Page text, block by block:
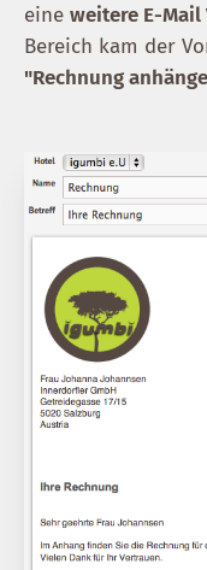
eine weitere E-Mail
Bereich kam der
"Rechnung